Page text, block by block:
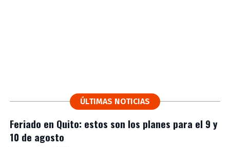
ÚLTIMAS NOTICIAS
Feriado en Quito: estos son los planes para el 9 y
10 de agosto